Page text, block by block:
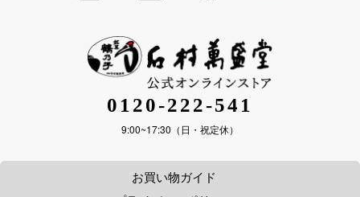
0120-222-541
9:00~17:30（日・祝定休）
お買い物ガイド